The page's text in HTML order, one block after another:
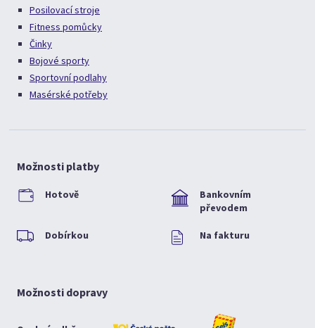
Posilovací stroje
Fitness pomůcky
Činky
Bojové sporty
Sportovní podlahy
Masérské potřeby
Možnosti platby
Hotově
Bankovním
převodem
Dobírkou Na fakturu
Možnosti dopravy